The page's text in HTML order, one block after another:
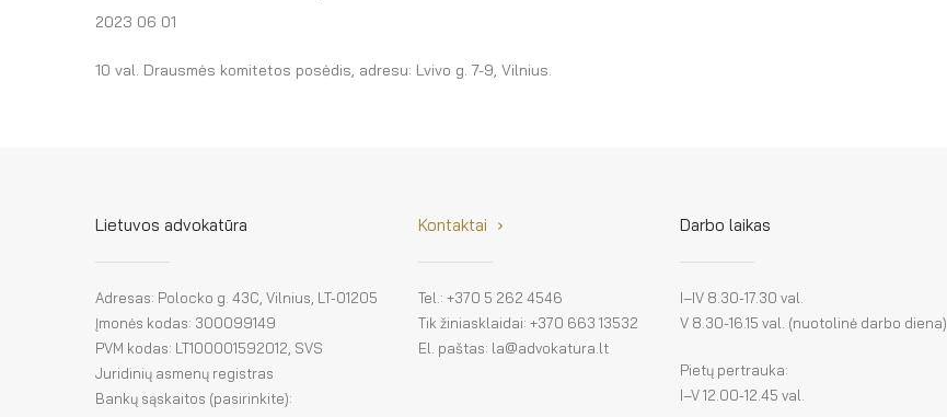
2023 06 01
10 val. Drausmės komitetos posėdis, adresu: Lvivo g. 7-9, Vilnius.
Lietuvos advokatūra
Adresas: Polocko g. 43C, Vilnius, LT-01205
Įmonės kodas: 300099149
PVM kodas: LT100001592012, SVS
Juridinių asmenų registras
Bankų sąskaitos (pasirinkite):
Kontaktai
Tel.: +370 5 262 4546
Tik žiniasklaidai: +370 663 13532
El. paštas: la@advokatura.lt
Darbo laikas
I–IV 8.30-17.30 val.
V 8.30-16.15 val. (nuotolinė darbo diena)
Pietų pertrauka:
I–V 12.00-12.45 val.